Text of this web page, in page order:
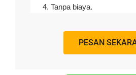
Tanpa biaya.
PESAN